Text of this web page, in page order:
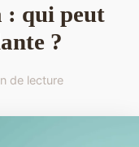
: qui peut
?
de lecture